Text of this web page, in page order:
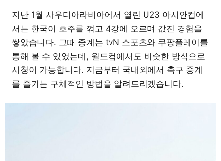
지난 1월 사우디아라비아에서 열린 U23 아시안컵에
서는 한국이 호주를 꺾고 4강에 오르며 값진 경험을
쌓았습니다. 그때 중계는 tvN 스포츠와 쿠팡플레이를
통해 볼 수 있었는데, 월드컵에서도 비슷한 방식으로
시청이 가능합니다. 지금부터 국내외에서 축구 중계
를 즐기는 구체적인 방법을 알려드리겠습니다.